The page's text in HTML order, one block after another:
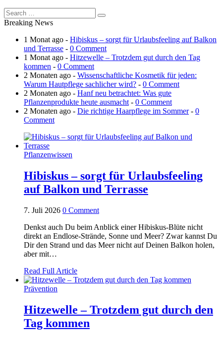
Breaking News
1 Monat ago - Hibiskus – sorgt für Urlaubsfeeling auf Balkon
und Terrasse - 0 Comment
1 Monat ago - Hitzewelle – Trotzdem gut durch den Tag
kommen - 0 Comment
2 Monaten ago - Wissenschaftliche Kosmetik für jeden:
Warum Hautpflege sachlicher wird? - 0 Comment
2 Monaten ago - Hanf neu betrachtet: Was gute
Pflanzenprodukte heute ausmacht - 0 Comment
2 Monaten ago - Die richtige Haarpflege im Sommer- 0
Comment
Pflanzenwissen
Hibiskus – sorgt für Urlaubsfeeling
auf Balkon und Terrasse
7. Juli 2026 0 Comment
Denkst auch Du beim Anblick einer Hibiskus-Blüte nicht
direkt an Endlose-Strände, Sonne und Meer? Zwar kannst Du
Dir den Strand und das Meer nicht auf Deinen Balkon holen,
aber mit…
Read Full Article
Prävention
Hitzewelle – Trotzdem gut durch den
Tag kommen